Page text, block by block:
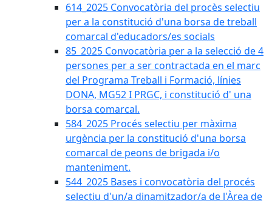
614_2025 Convocatòria del procès selectiu
per a la constitució d'una borsa de treball
comarcal d'educadors/es socials
85_2025 Convocatòria per a la selecció de 4
persones per a ser contractada en el marc
del Programa Treball i Formació, línies
DONA, MG52 I PRGC, i constitució d' una
borsa comarcal.
584_2025 Procés selectiu per màxima
urgència per la constitució d'una borsa
comarcal de peons de brigada i/o
manteniment.
544_2025 Bases i convocatòria del procés
selectiu d'un/a dinamitzador/a de l'Àrea de